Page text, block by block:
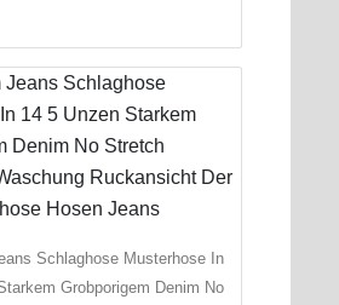
Schlaghose Musterhose In
Grobporigem Denim No